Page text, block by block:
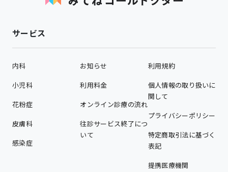
サービス
内科
小児科
花粉症
皮膚科
感染症
お知らせ
利用料金
オンライン診療の流れ
往診サービス終了につ
いて
利用規約
個人情報の取り扱いに
関して
プライバシーポリシー
特定商取引法に基づく
表記
提携医療機関